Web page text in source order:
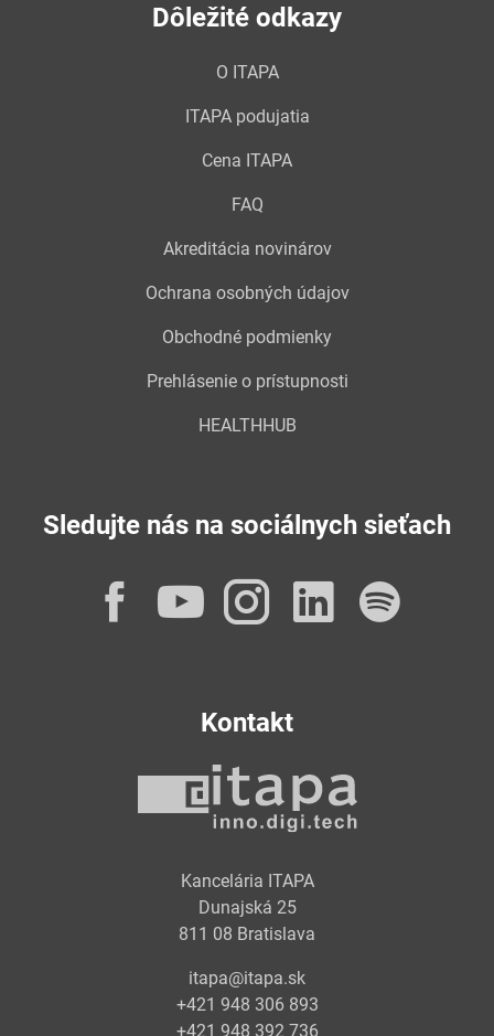
Dôležité odkazy
O ITAPA
ITAPA podujatia
Cena ITAPA
FAQ
Akreditácia novinárov
Ochrana osobných údajov
Obchodné podmienky
Prehlásenie o prístupnosti
HEALTHHUB
Sledujte nás na sociálnych sieťach
Facebook
YouTube
Instagram
Kontakt
Kancelária ITAPA
Dunajská 25
811 08 Bratislava
itapa@itapa.sk
+421 948 306 893
+421 948 392 736